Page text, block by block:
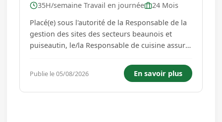
35H/semaine Travail en journée
24 Mois
Placé(e) sous l'autorité de la Responsable de la
gestion des sites des secteurs beaunois et
puiseautin, le/la Responsable de cuisine assure
sein de la cuisine scolaire de Puiseaux. Il/elle
garantit la qualité des préparations, le respect
des règles d...
Publie le 05/08/2026 En savoir plus